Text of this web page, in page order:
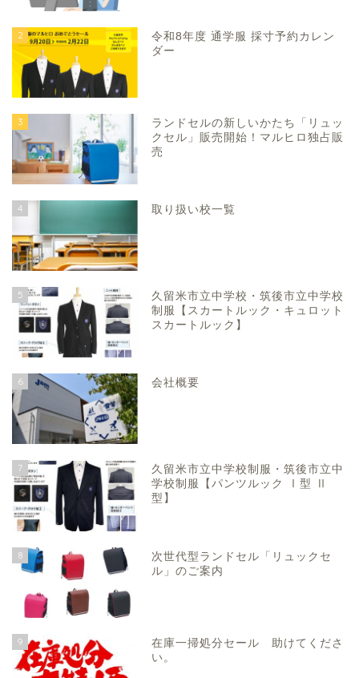
2
令和8年度 通学服 採寸予約カレン
ダー
3
ランドセルの新しいかたち「リュッ
クセル」販売開始！マルヒロ独占販
売
4 取り扱い校一覧
5
久留米市立中学校・筑後市立中学校
制服【スカートルック・キュロット
スカートルック】
6 会社概要
7
久留米市立中学校制服・筑後市立中
学校制服【パンツルック Ⅰ型 Ⅱ
型】
8
次世代型ランドセル「リュックセ
ル」のご案内
9
在庫一掃処分セール 助けてくださ
い。